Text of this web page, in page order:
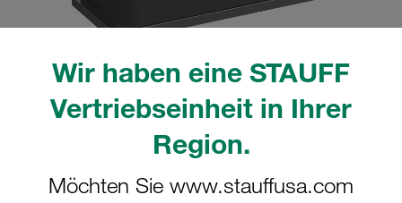
Wir haben eine STAUFF
Vertriebseinheit in Ihrer
Region.
Möchten Sie www.stauffusa.com
Bitte beachten Sie: Das Bild dient nur zur Veranschaulichung und kann vom
tatsächlichen Produkt abweichen.
Komplettschelle Standard-Baureihe Gr.